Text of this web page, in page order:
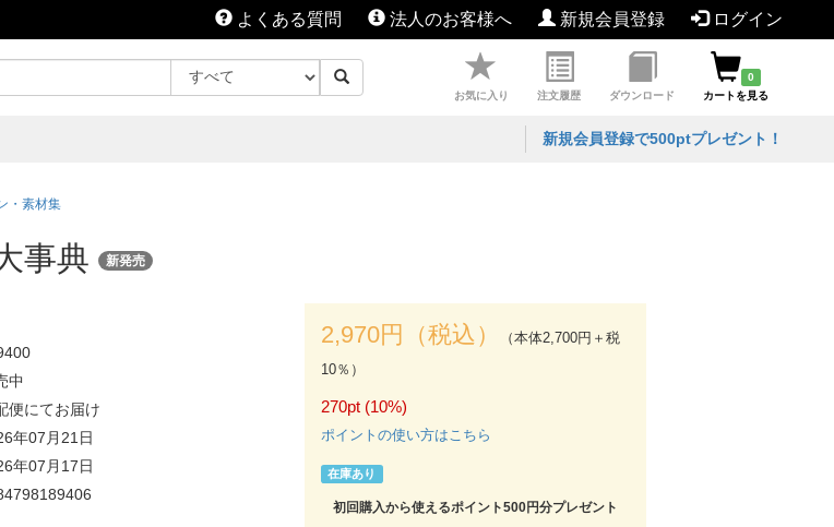
よくある質問 法人のお客様へ 新規会員登録 ログイン
お気に入り 注文履歴 ダウンロード
0
カートを見る
新規会員登録で500ptプレゼント！
・素材集
事典 新発売
中
便にてお届け
年07月21日
年07月17日
2,970円（税込）
（本体2,700円＋税
10％）
270pt (10%)
ポイントの使い方はこちら
在庫あり
初回購入から使えるポイント500円分プレゼント